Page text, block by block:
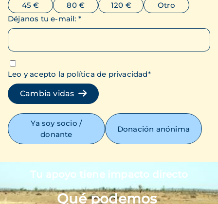
45 €
80 € 120 €
Otro
Déjanos tu e-mail: *
Leo y acepto la política de privacidad*
Cambia vidas
Ya soy socio /
donante
Donación anónima
Tu apoyo tiene impacto directo
Qué podemos